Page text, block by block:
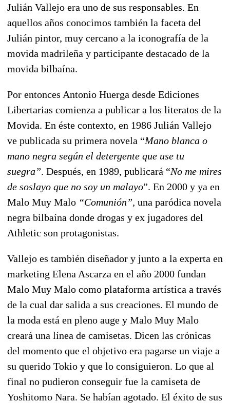
Julián Vallejo era uno de sus responsables. En
aquellos años conocimos también la faceta del
Julián pintor, muy cercano a la iconografía de la
movida madrileña y participante destacado de la
movida bilbaína.
Por entonces Antonio Huerga desde Ediciones
Libertarias comienza a publicar a los literatos de la
Movida. En éste contexto, en 1986 Julián Vallejo
ve publicada su primera novela “Mano blanca o
mano negra según el detergente que use tu
suegra”. Después, en 1989, publicará “No me mires
de soslayo que no soy un malayo”. En 2000 y ya en
Malo Muy Malo “Comunión”, una paródica novela
negra bilbaína donde drogas y ex jugadores del
Athletic son protagonistas.
Vallejo es también diseñador y junto a la experta en
marketing Elena Ascarza en el año 2000 fundan
Malo Muy Malo como plataforma artística a través
de la cual dar salida a sus creaciones. El mundo de
la moda está en pleno auge y Malo Muy Malo
creará una línea de camisetas. Dicen las crónicas
del momento que el objetivo era pagarse un viaje a
su querido Tokio y que lo consiguieron. Lo que al
final no pudieron conseguir fue la camiseta de
Yoshitomo Nara. Se habían agotado. El éxito de sus